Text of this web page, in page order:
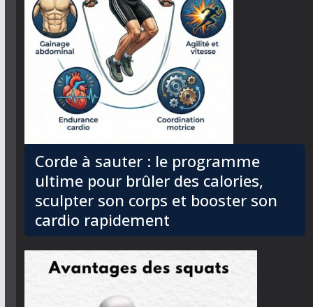
Corde à sauter : le programme
ultime pour brûler des calories,
sculpter son corps et booster son
cardio rapidement